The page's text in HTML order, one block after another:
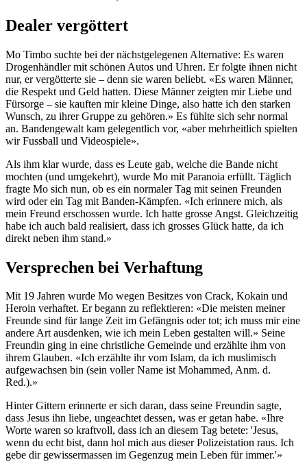
Dealer vergöttert
Mo Timbo suchte bei der nächstgelegenen Alternative: Es waren
Drogenhändler mit schönen Autos und Uhren. Er folgte ihnen nicht
nur, er vergötterte sie – denn sie waren beliebt. «Es waren Männer,
die Respekt und Geld hatten. Diese Männer zeigten mir Liebe und
Fürsorge – sie kauften mir kleine Dinge, also hatte ich den starken
Wunsch, zu ihrer Gruppe zu gehören.» Es fühlte sich sehr normal
an. Bandengewalt kam gelegentlich vor, «aber mehrheitlich spielten
wir Fussball und Videospiele».
Als ihm klar wurde, dass es Leute gab, welche die Bande nicht
mochten (und umgekehrt), wurde Mo mit Paranoia erfüllt. Täglich
fragte Mo sich nun, ob es ein normaler Tag mit seinen Freunden
wird oder ein Tag mit Banden-Kämpfen. «Ich erinnere mich, als
mein Freund erschossen wurde. Ich hatte grosse Angst. Gleichzeitig
habe ich auch bald realisiert, dass ich grosses Glück hatte, da ich
direkt neben ihm stand.»
Versprechen bei Verhaftung
Mit 19 Jahren wurde Mo wegen Besitzes von Crack, Kokain und
Heroin verhaftet. Er begann zu reflektieren: «Die meisten meiner
Freunde sind für lange Zeit im Gefängnis oder tot; ich muss mir eine
andere Art ausdenken, wie ich mein Leben gestalten will.» Seine
Freundin ging in eine christliche Gemeinde und erzählte ihm von
ihrem Glauben. «Ich erzählte ihr vom Islam, da ich muslimisch
aufgewachsen bin (sein voller Name ist Mohammed, Anm. d.
Red.).»
Hinter Gittern erinnerte er sich daran, dass seine Freundin sagte,
dass Jesus ihn liebe, ungeachtet dessen, was er getan habe. «Ihre
Worte waren so kraftvoll, dass ich an diesem Tag betete: 'Jesus,
wenn du echt bist, dann hol mich aus dieser Polizeistation raus. Ich
gebe dir gewissermassen im Gegenzug mein Leben für immer.'»